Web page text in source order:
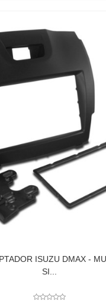
ISUZU DMAX -
SI...